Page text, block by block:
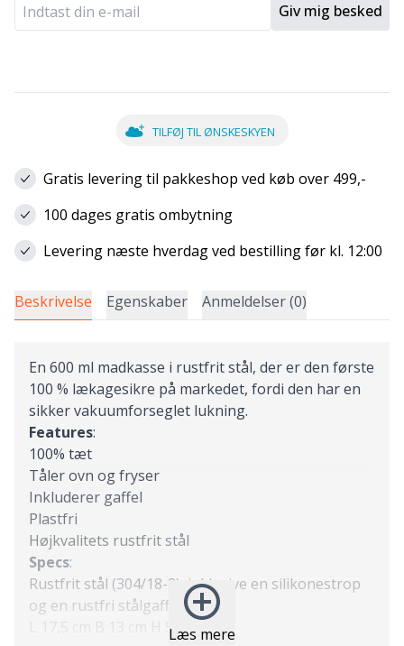
Giv mig besked
TILFØJ TIL ØNSKESKYEN
Gratis levering til pakkeshop ved køb over 499,-
100 dages gratis ombytning
Levering næste hverdag ved bestilling før kl. 12:00
Beskrivelse Egenskaber Anmeldelser (0)
Læs mere
En 600 ml madkasse i rustfrit stål, der er den første
100 % lækagesikre på markedet, fordi den har en
sikker vakuumforseglet lukning.
Features:
100% tæt
Tåler ovn og fryser
Inkluderer gaffel
Plastfri
Højkvalitets rustfrit stål
Specs:
Rustfrit stål (304/18-8), inklusive en silikonestrop
og en rustfri stålgaffel.
L 17,5 cm B 13 cm H 5 cm